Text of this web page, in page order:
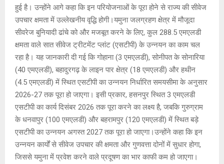
हुई है। उन्होंने आगे कहा कि इन परियोजनाओं के पूरा होने से राज्य की सीवेज
उपचार क्षमता में उल्लेखनीय वृद्धि होगी।यमुना जलग्रहण क्षेत्र में मौजूदा
सीवरेज बुनियादी ढांचे को और मजबूत करने के लिए, कुल 288.5 एमएलडी
क्षमता वाले सात सीवेज ट्रीटमेंट प्लांट (एसटीपी) के उन्नयन का काम चल
रहा है। यह जानकारी दी गई कि गोहाना (3 एमएलडी), सोनीपत के सोनारिया
(40 एमएलडी), बहादुरगढ़ के लाइन पार क्षेत्र (18 एमएलडी) और हथीन
(4.5 एमएलडी) में स्थित एसटीपी का उन्नयन निर्धारित समयसीमा के अनुसार
2026-27 तक पूरा हो जाएगा। इसी प्रकार, हसनपुर स्थित 3 एमएलडी
एसटीपी का कार्य दिसंबर 2026 तक पूरा करने का लक्ष्य है, जबकि गुरुग्राम
के धनवापुर (100 एमएलडी) और बहरामपुर (120 एमएलडी) में स्थित बड़े
एसटीपी का उन्नयन अगस्त 2027 तक पूरा हो जाएगा।उन्होंने कहा कि इन
उन्नयन कार्यों से सीवेज उपचार की क्षमता और गुणवत्ता दोनों में सुधार होगा,
जिससे यमुना में प्रवेश करने वाले प्रदूषण का भार काफी कम हो जाएगा।